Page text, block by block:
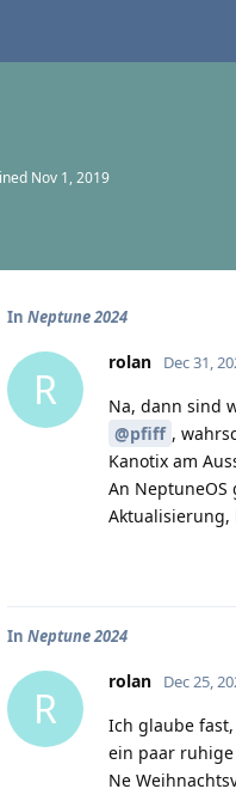
Nov 1, 2019
In Neptune 2024
R
rolan Dec 31,
Na, dann sind
@pfiff ,
Kanotix am
An
Aktualisierung,
In Neptune 2024
R
rolan Dec 25,
Ich glaube
ein paar ruhige
Ne